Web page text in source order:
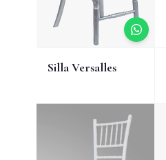
Silla Versalles